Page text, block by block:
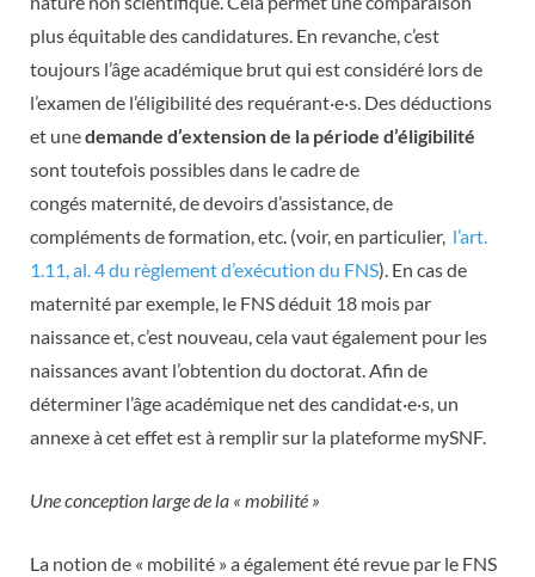
plus équitable des candidatures. En revanche, c’est
toujours l’âge académique brut qui est considéré lors de
l’examen de l’éligibilité des requérant·e·s. Des déductions
et unedemande d’extension de la période d’éligibilité
sont toutefois possibles dans le cadre de
congés maternité, de devoirs d’assistance, de
compléments de formation, etc. (voir, en particulier, l’art.
1.11, al. 4 du règlement d’exécution du FNS). En cas de
maternité par exemple, le FNS déduit 18 mois par
naissance et, c’est nouveau, cela vaut également pour les
naissances avant l’obtention du doctorat. Afin de
déterminer l’âge académique net des candidat·e·s, un
annexe à cet effet est à remplir sur la plateforme mySNF.
Une conception large de la « mobilité »
La notion de « mobilité » a également été revue par le FNS